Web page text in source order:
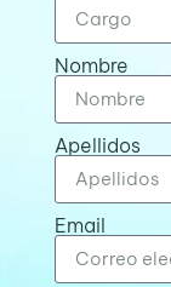
Nombre
Apellidos
Email